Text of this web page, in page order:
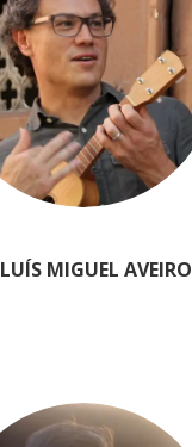
LUÍS MIGUEL AVEIRO